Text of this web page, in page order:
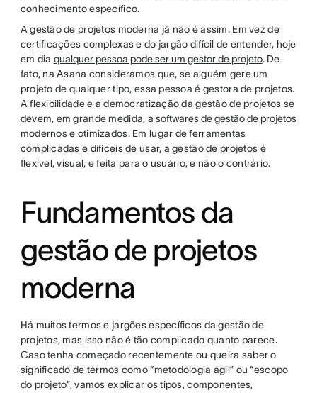
conhecimento específico.
A gestão de projetos moderna já não é assim. Em vez de
certificações complexas e do jargão difícil de entender, hoje
em dia qualquer pessoa pode ser um gestor de projeto. De
fato, na Asana consideramos que, se alguém gere um
projeto de qualquer tipo, essa pessoa é gestora de projetos.
A flexibilidade e a democratização da gestão de projetos se
devem, em grande medida, asoftwares de gestão de projetos
modernos e otimizados. Em lugar de ferramentas
complicadas e difíceis de usar, a gestão de projetos é
flexível, visual, e feita para o usuário, e não o contrário.
Fundamentos da
gestão de projetos
moderna
Há muitos termos e jargões específicos da gestão de
projetos, mas isso não é tão complicado quanto parece.
Caso tenha começado recentemente ou queira saber o
significado de termos como “metodologia ágil” ou “escopo
do projeto”, vamos explicar os tipos, componentes,